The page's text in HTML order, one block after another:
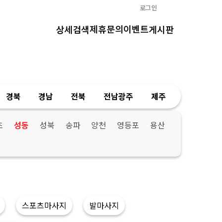
로그인
상세검색제휴문의이벤트게시판
경북 경남 전북 전남광주 제주
성동 성북 송파 양천 영등포 용산
스포츠마사지 발마사지